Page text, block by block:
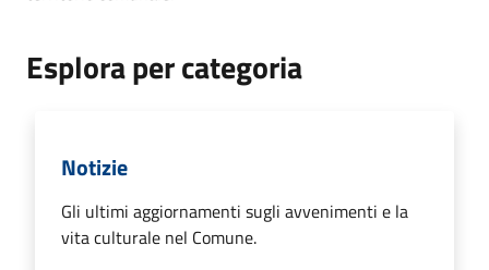
Esplora per categoria
Notizie
Gli ultimi aggiornamenti sugli avvenimenti e la
vita culturale nel Comune.